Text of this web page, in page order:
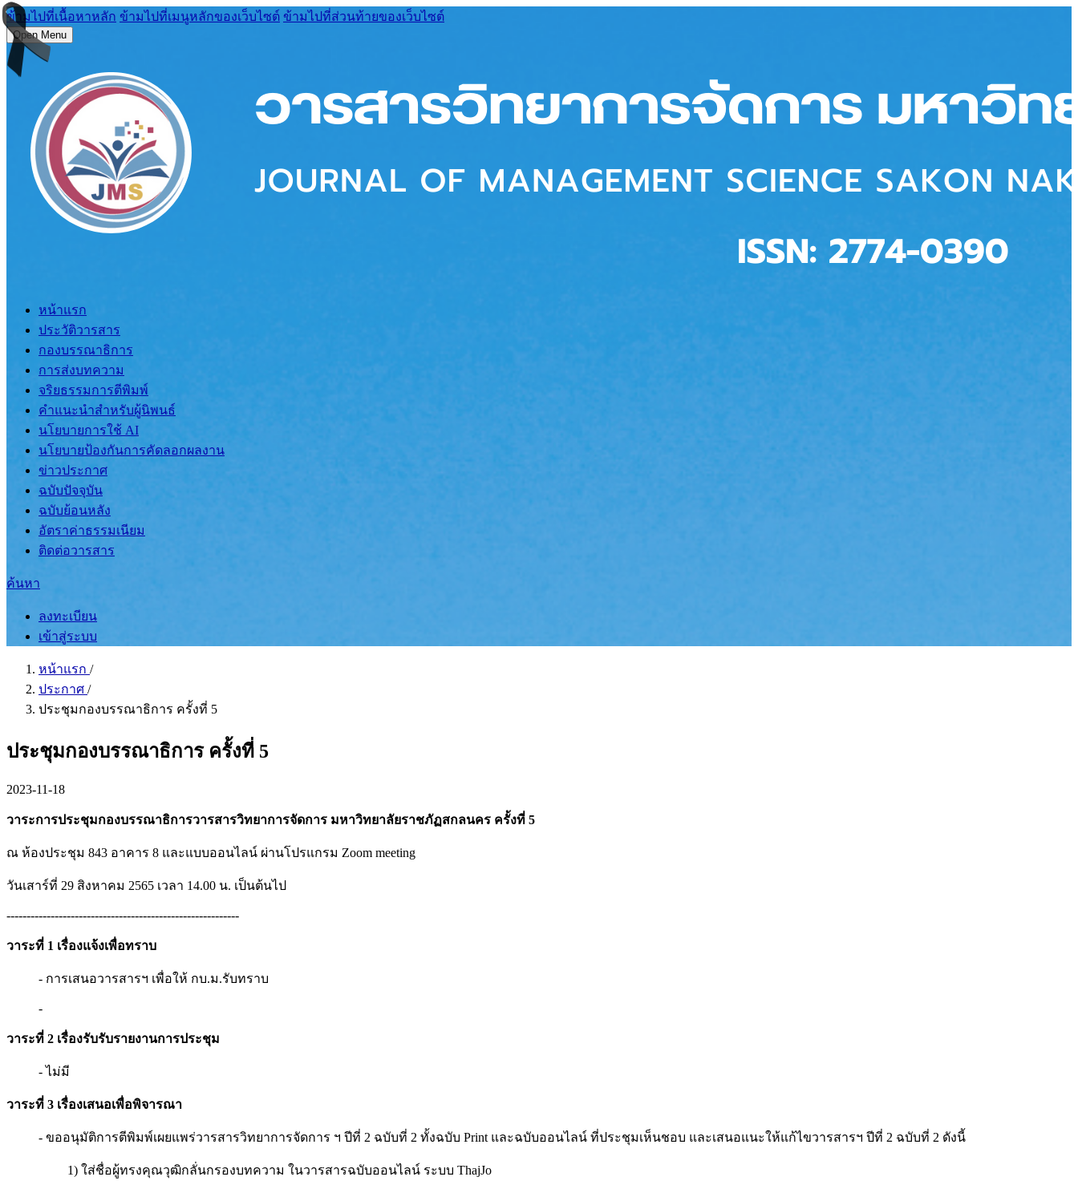
ข้ามไปที่เนื้อหาหลัก ข้ามไปที่เมนูหลักของเว็บไซต์ ข้ามไปที่ส่วนท้ายของเว็บไซต์
Open Menu
หน้าแรก
ประวัติวารสาร
กองบรรณาธิการ
การส่งบทความ
จริยธรรมการตีพิมพ์
คำแนะนำสำหรับผู้นิพนธ์
นโยบายการใช้ AI
นโยบายป้องกันการคัดลอกผลงาน
ข่าวประกาศ
ฉบับปัจจุบัน
ฉบับย้อนหลัง
อัตราค่าธรรมเนียม
ติดต่อวารสาร
ค้นหา
ลงทะเบียน
เข้าสู่ระบบ
หน้าแรก /
ประกาศ /
ประชุมกองบรรณาธิการ ครั้งที่ 5
ประชุมกองบรรณาธิการ ครั้งที่ 5
2023-11-18
วาระการประชุมกองบรรณาธิการวารสารวิทยาการจัดการ มหาวิทยาลัยราชภัฏสกลนคร ครั้งที่ 5
ณ ห้องประชุม 843 อาคาร 8 และแบบออนไลน์ ผ่านโปรแกรม Zoom meeting
วันเสาร์ที่ 29 สิงหาคม 2565 เวลา 14.00 น. เป็นต้นไป
----------------------------------------------------------
วาระที่ 1 เรื่องแจ้งเพื่อทราบ
- การเสนอวารสารฯ เพื่อให้ กบ.ม.รับทราบ
-
วาระที่ 2 เรื่องรับรับรายงานการประชุม
- ไม่มี
วาระที่ 3 เรื่องเสนอเพื่อพิจารณา
- ขออนุมัติการตีพิมพ์เผยแพร่วารสารวิทยาการจัดการ ฯ ปีที่ 2 ฉบับที่ 2 ทั้งฉบับ Print และฉบับออนไลน์ ที่ประชุมเห็นชอบ และเสนอแนะให้แก้ไขวารสารฯ ปีที่ 2 ฉบับที่ 2 ดังนี้
1) ใส่ชื่อผู้ทรงคุณวุฒิกลั่นกรองบทความ ในวารสารฉบับออนไลน์ ระบบ ThajJo